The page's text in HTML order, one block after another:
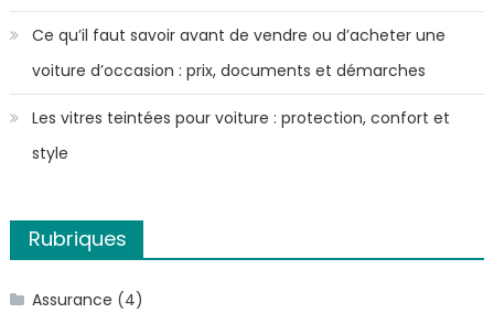
Ce qu’il faut savoir avant de vendre ou d’acheter une
voiture d’occasion : prix, documents et démarches
Les vitres teintées pour voiture : protection, confort et
style
Rubriques
Assurance (4)